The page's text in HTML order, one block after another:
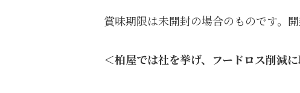
賞味期限は未開封の場合のものです。
＜柏屋では社を挙げ、フードロス削減